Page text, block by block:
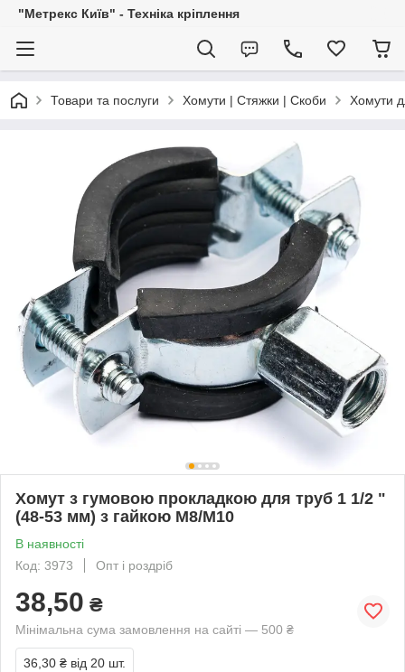
"Метрекс Київ" - Техніка кріплення
Товари та послуги Хомути | Стяжки | Скоби Хомути
Хомут з гумовою прокладкою для труб 1 1/2 "
(48-53 мм) з гайкою М8/М10
В наявності
Код: 3973
Опт і роздріб
38,50 ₴
Мінімальна сума замовлення на сайті — 500 ₴
36,30 ₴ від 20 шт.